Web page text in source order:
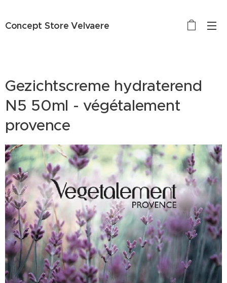
Concept Store Velvaere
Gezichtscreme hydraterend
N5 50ml - végétalement
provence